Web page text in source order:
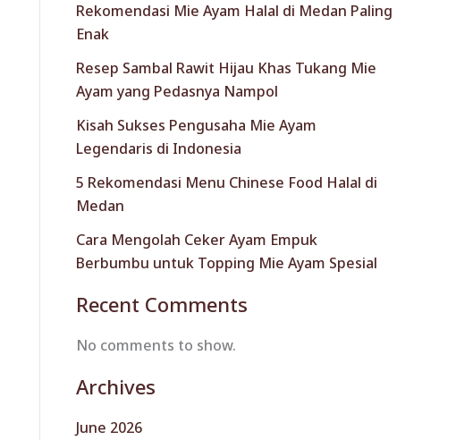
Rekomendasi Mie Ayam Halal di Medan Paling
Enak
Resep Sambal Rawit Hijau Khas Tukang Mie
Ayam yang Pedasnya Nampol
Kisah Sukses Pengusaha Mie Ayam
Legendaris di Indonesia
5 Rekomendasi Menu Chinese Food Halal di
Medan
Cara Mengolah Ceker Ayam Empuk
Berbumbu untuk Topping Mie Ayam Spesial
Recent Comments
No comments to show.
Archives
June 2026